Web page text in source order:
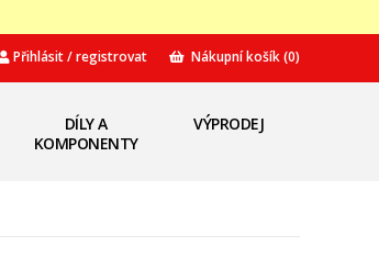
Přihlásit / registrovat Nákupní košík(0)
DÍLY A
KOMPONENTY
VÝPRODEJ